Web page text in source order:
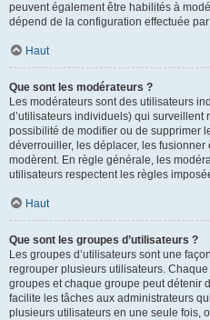
peuvent également être habilités à
dépend de la configuration effectuée
Haut
Que sont les modérateurs ?
Les modérateurs sont des utilisateurs
d’utilisateurs individuels) qui surveillent
possibilité de modifier ou de supprimer
déverrouiller, les déplacer, les fusionner
modèrent. En règle générale, les
utilisateurs respectent les règles
Haut
Que sont les groupes d’utilisateurs ?
Les groupes d’utilisateurs sont une
regrouper plusieurs utilisateurs.
groupes et chaque groupe peut détenir
facilite les tâches aux administrateurs
plusieurs utilisateurs en une seule fois,